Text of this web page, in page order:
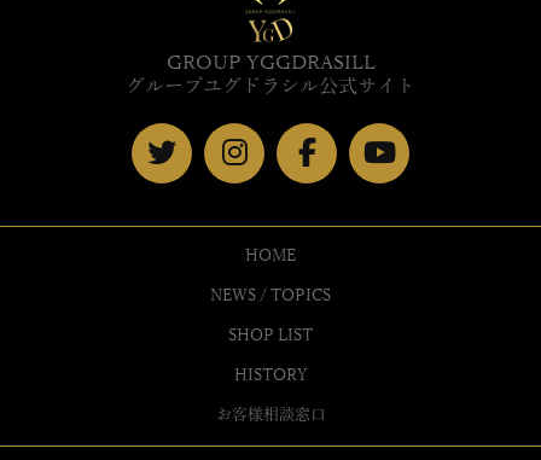
GROUP YGGDRASILL
グループユグドラシル公式サイト
HOME
NEWS / TOPICS
SHOP LIST
HISTORY
お客様相談窓口